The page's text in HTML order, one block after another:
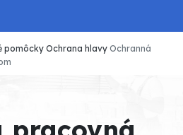
pomôckyOchrana hlavy Ochranná